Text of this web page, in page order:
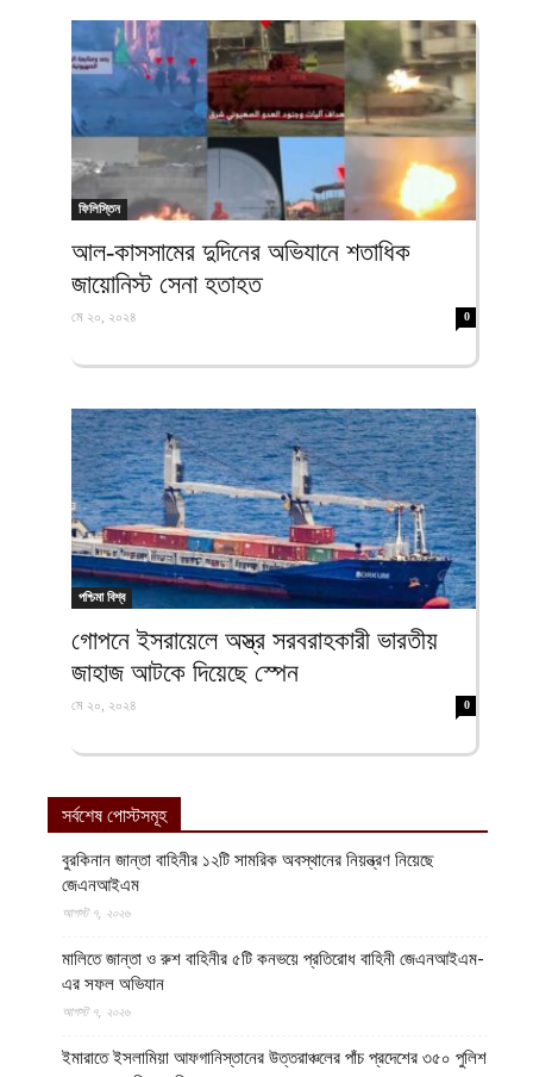
ফিলিস্তিন
আল-কাসসামের দুদিনের অভিযানে শতাধিক
জায়োনিস্ট সেনা হতাহত
মে ২০, ২০২৪ 0
পশ্চিমা বিশ্ব
গোপনে ইসরায়েলে অস্ত্র সরবরাহকারী ভারতীয়
জাহাজ আটকে দিয়েছে স্পেন
মে ২০, ২০২৪ 0
সর্বশেষ পোস্টসমূহ
বুরকিনান জান্তা বাহিনীর ১২টি সামরিক অবস্থানের নিয়ন্ত্রণ নিয়েছে
জেএনআইএম
আগস্ট ৭, ২০২৬
মালিতে জান্তা ও রুশ বাহিনীর ৫টি কনভয়ে প্রতিরোধ বাহিনী জেএনআইএম-
এর সফল অভিযান
আগস্ট ৭, ২০২৬
ইমারাতে ইসলামিয়া আফগানিস্তানের উত্তরাঞ্চলের পাঁচ প্রদেশের ৩৫০ পুলিশ